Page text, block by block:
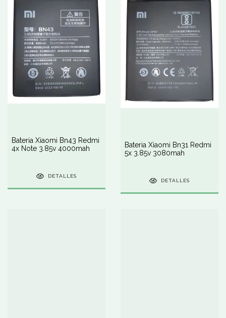
Bateria Xiaomi Bn43 Redmi
4x Note 3.85v 4000mah
DETALLES
Bateria Xiaomi Bn31 Redmi
5x 3.85v 3080mah
DETALLES